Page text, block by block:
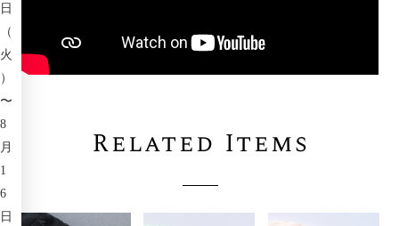
Related Items
日
（
火
）
〜
8
月
1
6
日